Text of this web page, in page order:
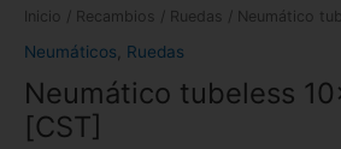
Inicio / Recambios / Ruedas / Neumático
Neumáticos Ruedas
Neumático tubeless
[CST]